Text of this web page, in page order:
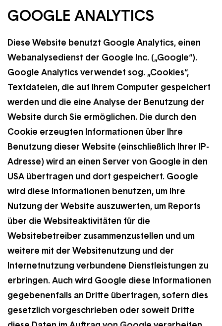
GOOGLE ANALYTICS
Diese Website benutzt Google Analytics, einen
Webanalysedienst der Google Inc. („Google“).
Google Analytics verwendet sog. „Cookies“,
Textdateien, die auf Ihrem Computer gespeichert
werden und die eine Analyse der Benutzung der
Website durch Sie ermöglichen. Die durch den
Cookie erzeugten Informationen über Ihre
Benutzung dieser Website (einschließlich Ihrer IP-
Adresse) wird an einen Server von Google in den
USA übertragen und dort gespeichert. Google
wird diese Informationen benutzen, um Ihre
Nutzung der Website auszuwerten, um Reports
über die Websiteaktivitäten für die
Websitebetreiber zusammenzustellen und um
weitere mit der Websitenutzung und der
Internetnutzung verbundene Dienstleistungen zu
erbringen. Auch wird Google diese Informationen
gegebenenfalls an Dritte übertragen, sofern dies
gesetzlich vorgeschrieben oder soweit Dritte